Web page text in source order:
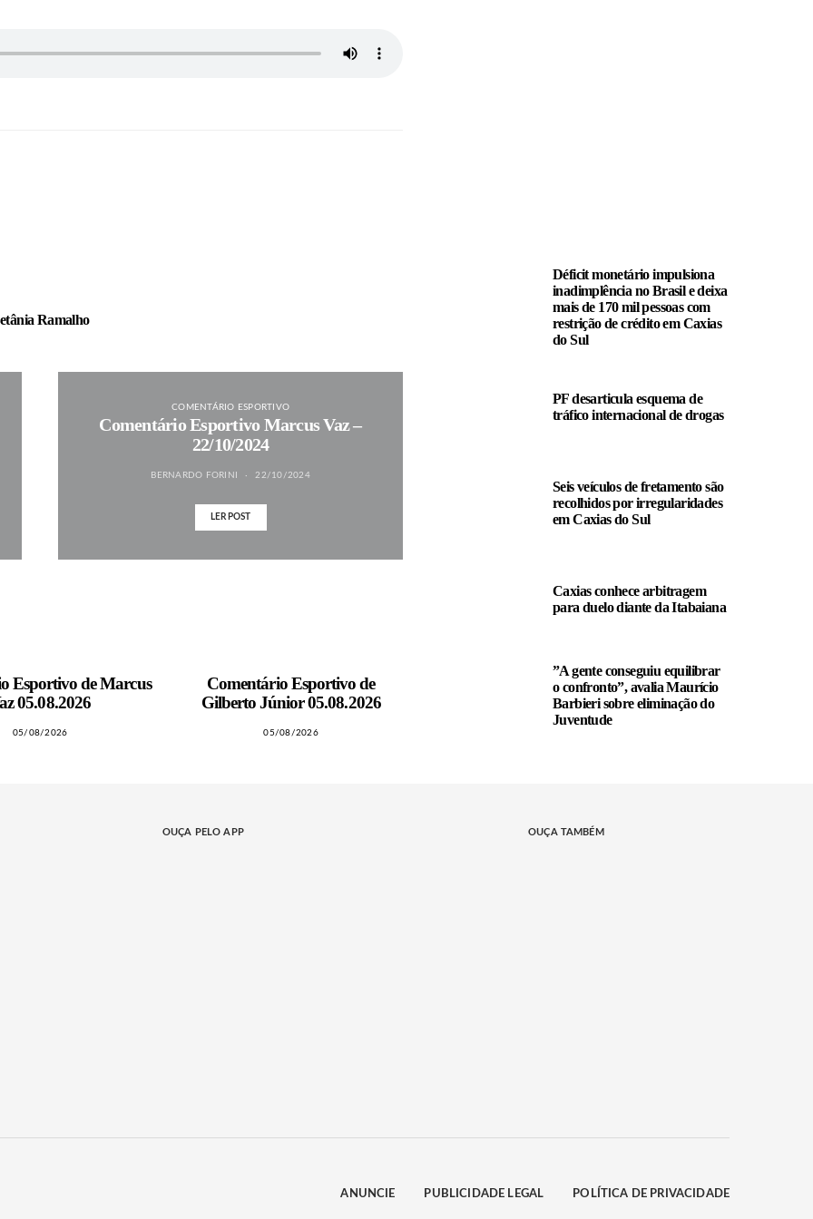
Ramalho
COMENTÁRIO ESPORTIVO
Comentário Esportivo Marcus Vaz –
22/10/2024
BERNARDO FORINI 22/10/2024
LER POST
Esportivo de Marcus
05.08.2026
05/08/2026
Comentário Esportivo de
Gilberto Júnior 05.08.2026
05/08/2026
Déficit monetário impulsiona
inadimplência no Brasil e deixa
mais de 170 mil pessoas com
restrição de crédito em Caxias
do Sul
PF desarticula esquema de
tráfico internacional de drogas
Seis veículos de fretamento são
recolhidos por irregularidades
em Caxias do Sul
Caxias conhece arbitragem
para duelo diante da Itabaiana
”A gente conseguiu equilibrar
o confronto”, avalia Maurício
Barbieri sobre eliminação do
Juventude
OUÇA PELO APP OUÇA TAMBÉM
ANUNCIE PUBLICIDADE LEGAL POLÍTICA DE PRIVACIDADE